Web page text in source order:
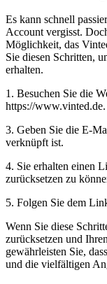
Es kann schnell
Account vergisst.
Möglichkeit, das
Sie diesen Schritten,
erhalten.
1. Besuchen Sie die
https://www.vinted.de.
3. Geben Sie die E-
verknüpft ist.
4. Sie erhalten einen
zurücksetzen zu
5. Folgen Sie dem
Wenn Sie diese
zurücksetzen und
gewährleisten Sie,
und die vielfältigen